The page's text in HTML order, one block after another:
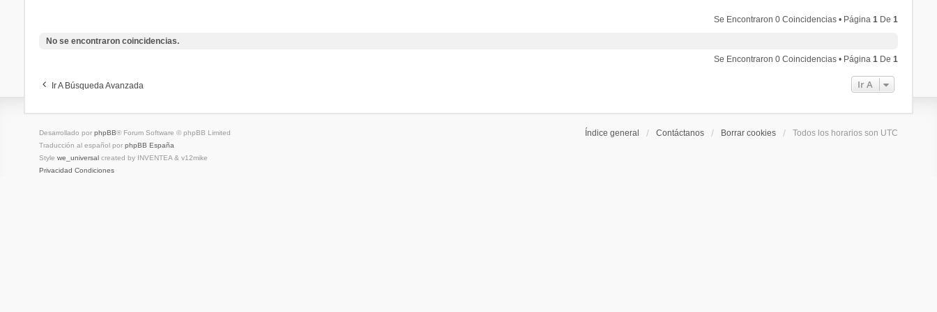
Se Encontraron 0 Coincidencias • Página1 De1
No se encontraron coincidencias.
Se Encontraron 0 Coincidencias • Página1 De1
Ir A Búsqueda Avanzada Ir A
Índice general Contáctanos Borrar cookies Todos los horarios son UTC
Desarrollado por phpBB® Forum Software © phpBB Limited
Traducción al español por phpBB España
Style we_universalcreated by INVENTEA & v12mike
Privacidad Condiciones